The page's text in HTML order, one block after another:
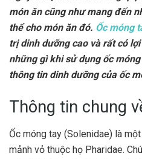
món ăn cũng như mang đến
thể cho món ăn đó. Ốc móng
trị dinh dưỡng cao và rất có
những gì khi sử dụng ốc
thông tin dinh dưỡng của ốc
Thông tin chung
Ốc móng tay (Solenidae) là
mảnh vỏ thuộc họ Pharidae.